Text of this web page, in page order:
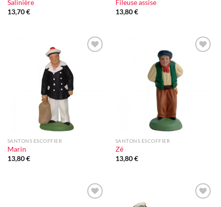
Salinière
13,70€
Fileuse assise
13,80€
SANTONS ESCOFFIER
Marin
13,80€
SANTONS ESCOFFIER
Zé
13,80€